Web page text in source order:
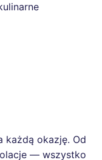
każdą okazję. Od
— wszystko